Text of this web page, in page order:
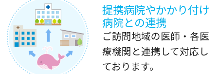
2021年8月より豊島区では、集団接種での予
約を推奨されています。
そのため新規予約は、原則当院かかりつけの
患者様のみとさせていただいております。
ご理解いただきますようお願いいたします。
提携病院やかかり付け
病院との連携
ご訪問地域の医師・各医
療機関と連携して対応し
ております。